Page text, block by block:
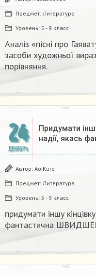
Предмет: Литература
Уровень: 5 - 9 класс
Аналіз «пісні про
засоби художньої
порівняння.​
24
ДЕКАБРЬ
Придумати
надії, якась
Автор: AoiKuro
Предмет: Литература
Уровень: 5 - 9 класс
придумати іншу
фантастична​